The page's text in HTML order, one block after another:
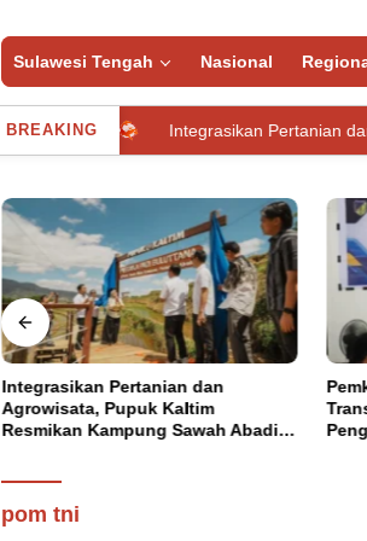
Sulawesi Tengah Nasional
BREAKING
Integrasikan Pertanian dan Agrowisata,
Integrasikan Pertanian dan
Agrowisata, Pupuk Kaltim
Resmikan Kampung Sawah Abadi
pom tni
Utama Selasa, 17 Desember 2024
Malam di Palu